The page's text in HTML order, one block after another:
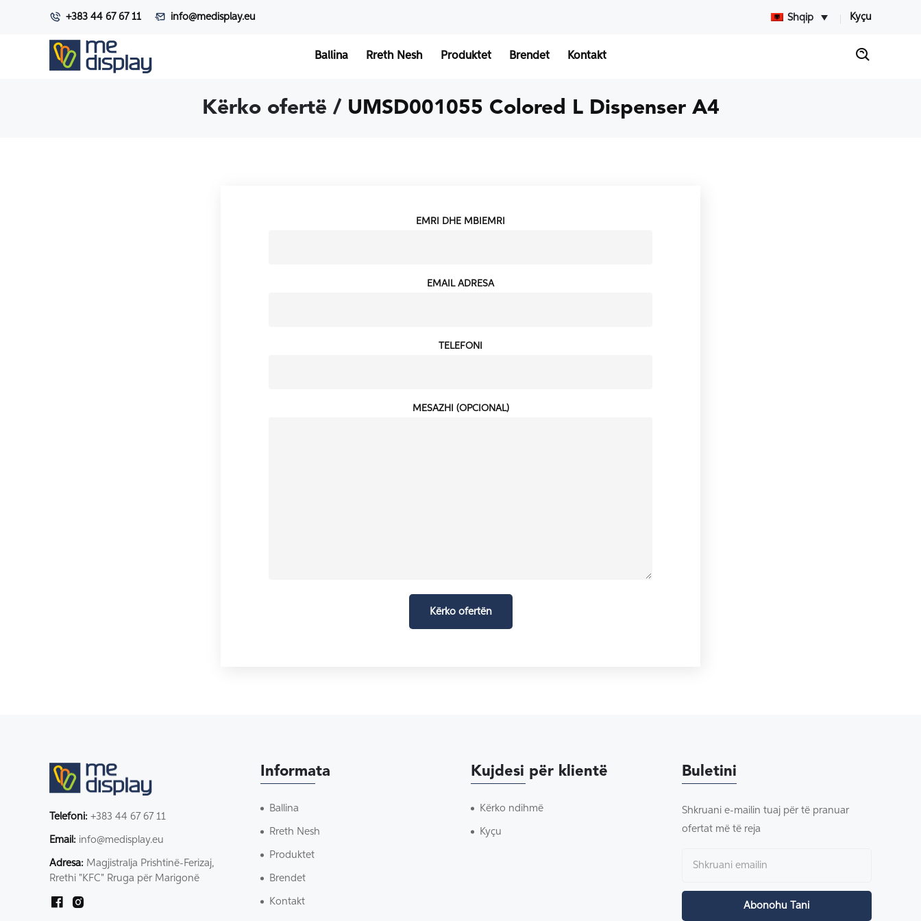
+383 44 67 67 11 info@medisplay.eu Shqip Kyçu
Ballina Rreth Nesh Produktet Brendet Kontakt
Kërko ofertë / UMSD001055 Colored L Dispenser A4
EMRI DHE MBIEMRI
EMAIL ADRESA
TELEFONI
MESAZHI (OPCIONAL)
Telefoni: +383 44 67 67 11
Email: info@medisplay.eu
Adresa: Magjistralja Prishtinë-Ferizaj,
Rrethi "KFC" Rruga për Marigonë
Informata
Ballina
Rreth Nesh
Produktet
Brendet
Kontakt
Kujdesi për klientë
Kërko ndihmë
Kyçu
Buletini
Shkruani e-mailin tuaj për të pranuar
ofertat më të reja